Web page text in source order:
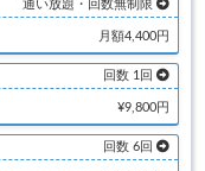
通い放題・回数無制限
月額4,400円
回数 1回
¥9,800円
回数 6回